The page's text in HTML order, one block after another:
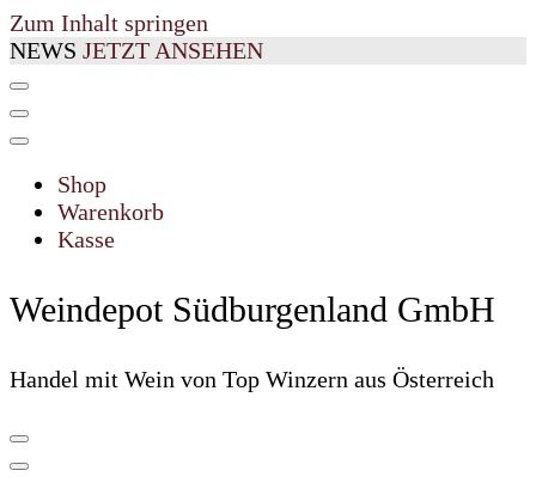
Zum Inhalt springen
NEWS JETZT ANSEHEN
Shop
Warenkorb
Kasse
Weindepot Südburgenland GmbH
Handel mit Wein von Top Winzern aus Österreich